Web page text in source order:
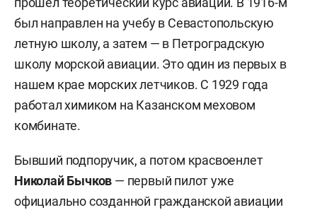
был направлен на учебу в Севастопольскую
летную школу, а затем — в Петроградскую
школу морской авиации. Это один из первых в
нашем крае морских летчиков. С 1929 года
работал химиком на Казанском меховом
комбинате.
Бывший подпоручик, а потом красвоенлет
Николай Бычков — первый пилот уже
официально созданной гражданской авиации